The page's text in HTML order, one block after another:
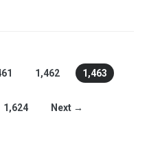
1,462 1,463
1,624 Next →